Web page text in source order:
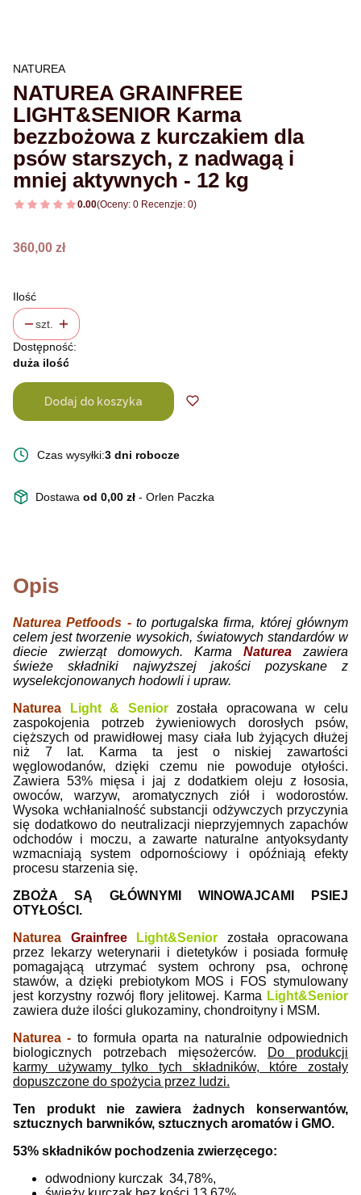
NATUREA
NATUREA GRAINFREE
LIGHT&SENIOR Karma
bezzbożowa z kurczakiem dla
psów starszych, z nadwagą i
mniej aktywnych - 12 kg
0.00(Oceny: 0 Recenzje: 0)
Cena
360,00 zł
Ilość
szt.
Dostępność:
duża ilość
Dodaj do koszyka
Czas wysyłki:3 dni robocze
Dostawa od 0,00 zł - Orlen Paczka
Opis
Naturea Petfoods - to portugalska firma, której głównym
celem jest tworzenie wysokich, światowych standardów w
diecie zwierząt domowych. Karma Naturea zawiera
świeże składniki najwyższej jakości pozyskane z
wyselekcjonowanych hodowli i upraw.
Naturea
Light & Seniorzostała opracowana w celu
zaspokojenia potrzeb żywieniowych dorosłych psów,
cięższych od prawidłowej masy ciała lub żyjących dłużej
niż 7 lat. Karma ta jest o niskiej zawartości
węglowodanów, dzięki czemu nie powoduje otyłości.
Zawiera 53% mięsa i jaj z dodatkiem oleju z łososia,
owoców, warzyw, aromatycznych ziół i wodorostów.
Wysoka wchłanialność substancji odżywczych przyczynia
się dodatkowo do neutralizacji nieprzyjemnych zapachów
odchodów i moczu, a zawarte naturalne antyoksydanty
wzmacniają system odpornościowy i opóźniają efekty
procesu starzenia się.
ZBOŻA SĄ GŁÓWNYMI WINOWAJCAMI PSIEJ
OTYŁOŚCI.
Naturea
Grainfree Light&Senior została opracowana
przez lekarzy weterynarii i dietetyków i posiada formułę
pomagającą utrzymać system ochrony psa, ochronę
stawów, a dzięki prebiotykom MOS i FOS stymulowany
jest korzystny rozwój flory jelitowej. Karma Light&Senior
zawiera duże ilości glukozaminy, chondroityny i MSM.
Naturea - to formuła oparta na naturalnie odpowiednich
biologicznych potrzebach mięsożerców.
Do produkcji
karmy używamy tylko tych składników, które zostały
dopuszczone do spożycia przez ludzi.
Ten produkt nie zawiera żadnych konserwantów,
sztucznych barwników, sztucznych aromatów i GMO.
53% składników pochodzenia zwierzęcego:
odwodniony kurczak 34,78%,